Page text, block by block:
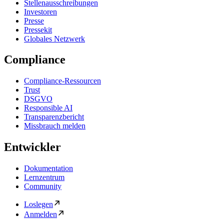
Stellenausschreibungen
Investoren
Presse
Pressekit
Globales Netzwerk
Compliance
Compliance-Ressourcen
Trust
DSGVO
Responsible AI
Transparenzbericht
Missbrauch melden
Entwickler
Dokumentation
Lernzentrum
Community
Loslegen
Anmelden